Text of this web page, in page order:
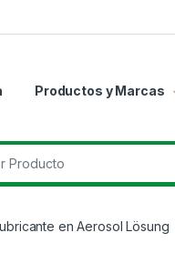
Productos y Marcas
en Aerosol Lösung